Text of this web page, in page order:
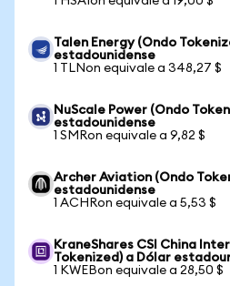
Talen Energy (Ondo
estadounidense
1 TLNon equivale a 348,27 $
NuScale Power (Ondo
estadounidense
1 SMRon equivale a 9,82 $
Archer Aviation (Ondo
estadounidense
1 ACHRon equivale a 5,53 $
KraneShares CSI China
Tokenized) a Dólar
1 KWEBon equivale a 28,50 $